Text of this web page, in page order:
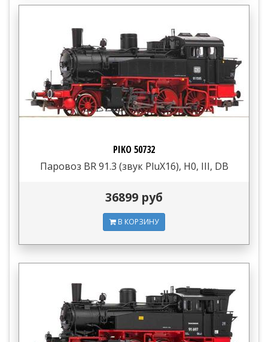
PIKO 50732
Паровоз BR 91.3 (звук PluX16), H0, III, DB
36899 руб
В КОРЗИНУ